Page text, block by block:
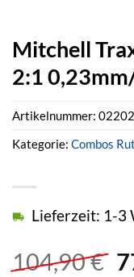
Mitchell
2:1
104,90€
Lieferzeit: 1-3
Artikelnummer:
Kategorie: Combos